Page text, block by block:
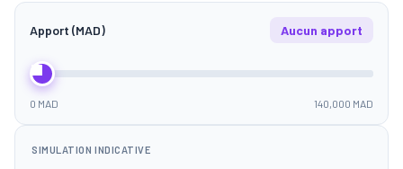
Apport (MAD) Aucun apport
0 MAD 140,000 MAD
SIMULATION INDICATIVE